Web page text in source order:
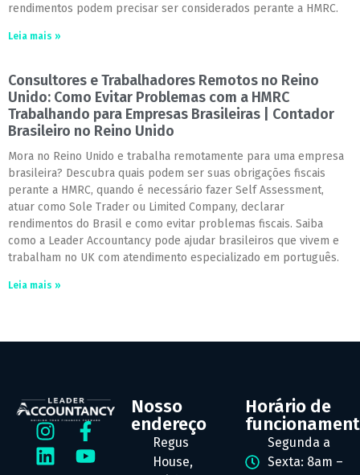
rendimentos podem precisar ser considerados perante a HMRC.
Leia mais »
Consultores e Trabalhadores Remotos no Reino
Unido: Como Evitar Problemas com a HMRC
Trabalhando para Empresas Brasileiras | Contador
Brasileiro no Reino Unido
Mora no Reino Unido e trabalha remotamente para uma empresa
brasileira? Descubra quais podem ser suas obrigações fiscais
perante a HMRC, quando é necessário fazer Self Assessment,
atuar como Sole Trader ou Limited Company, declarar
rendimentos do Brasil e como evitar problemas fiscais. Saiba
como a Leader Accountancy pode ajudar brasileiros que vivem e
trabalham no UK com atendimento especializado em português.
Leia mais »
Nosso
endereço
Regus
House,
Horário de
Segunda a
Sexta: 8am –